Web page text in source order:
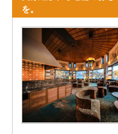
を。